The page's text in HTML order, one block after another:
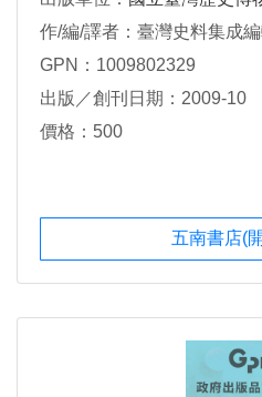
作/編/譯者：臺灣史料集成
GPN：1009802329
出版／創刊日期：2009-10
價格：500
五南書店(